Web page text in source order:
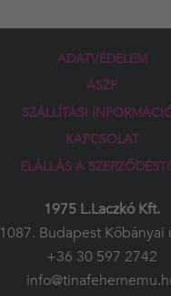
ADATVÉDELEM
ÁSZF
SZÁLLÍTÁSI
KAPCSOLAT
ELÁLLÁS A
1975 L.Laczkó Kft.
1087. Budapest Kőbányai
+36 30 597 2742